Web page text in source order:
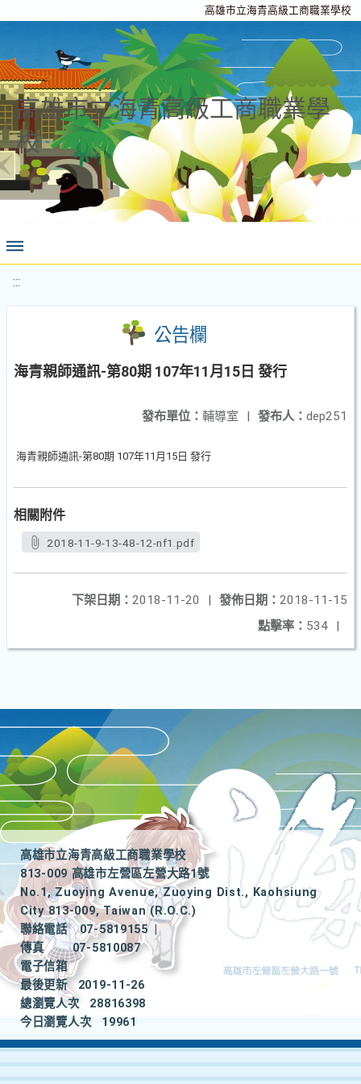
高雄市立海青高級工商職業學校
高雄市立海青高級工商職業學
校
:::
公告欄
海青親師通訊-第80期 107年11月15日 發行
發布人： dep251
發布單位： 輔導室 |
海青親師通訊-第80期 107年11月15日 發行
相關附件
2018-11-9-13-48-12-nf1.pdf
發佈日期： 2018-11-15
下架日期： 2018-11-20
|
點擊率： 534 |
高雄市立海青高級工商職業學校
813-009 高雄市左營區左營大路1號
No.1, Zuoying Avenue, Zuoying Dist., Kaohsiung
City 813-009, Taiwan (R.O.C.)
聯絡電話
07-5819155
|
傳真
07-5810087
電子信箱
最後更新
2019-11-26
總瀏覽人次
28816398
今日瀏覽人次
19961